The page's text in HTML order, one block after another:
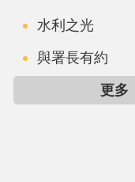
水利之光
與署長有約
更多